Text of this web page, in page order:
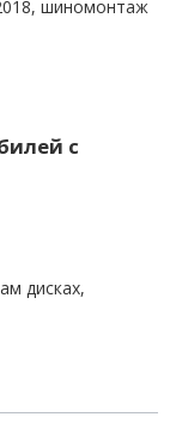
с
дисках,